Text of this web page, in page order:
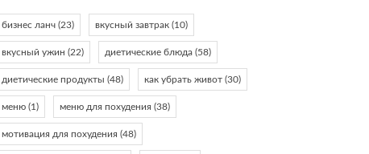
бизнес ланч (23) вкусный завтрак (10)
вкусный ужин (22) диетические блюда (58)
диетические продукты (48) как убрать живот (30)
меню (1) меню для похудения (38)
мотивация для похудения (48)